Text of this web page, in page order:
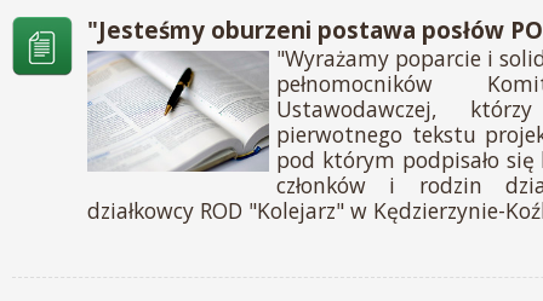
"Jesteśmy oburzeni postawa posłów
"Wyrażamy poparcie i
pełnomocników
Ustawodawczej,
pierwotnego tekstu
pod którym podpisało
członków i rodzin
działkowcy ROD "Kolejarz" w Kędzierzynie-